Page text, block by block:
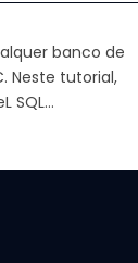
banco de
Neste tutorial,
SQL…